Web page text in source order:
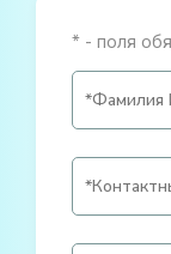
* - поля